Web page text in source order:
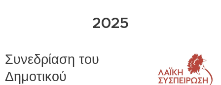
2025
Συνεδρίαση του
Δημοτικού